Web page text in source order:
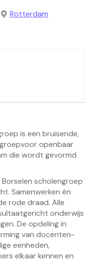
Rotterdam
is een bruisende,
openbaar
die wordt gevormd
scholengroep
Samenwerken én
rode draad. Alle
onderwijs
De opdeling in
van docenten-
eenheden,
elkaar kennen en